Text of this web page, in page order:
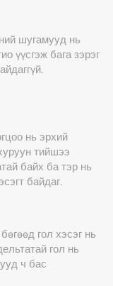
шугамууд нь
үүсгэж бага зэрэг
нь эрхий
тийшээ
байх ба тэр нь
байдаг.
гол хэсэг нь
гол нь
ч бас